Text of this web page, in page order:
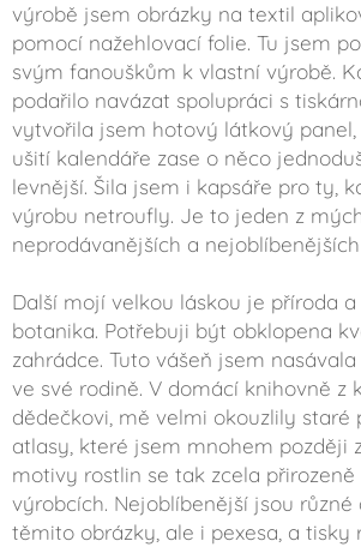
výrobě jsem obrázky na textil
pomocí nažehlovací folie. Tu jsem
svým fanouškům k vlastní výrobě.
podařilo navázat spolupráci s
vytvořila jsem hotový látkový
ušití kalendáře zase o něco
levnější. Šila jsem i kapsáře pro ty,
výrobu netroufly. Je to jeden z
neprodávanějších a
Další mojí velkou láskou je příroda
botanika. Potřebuji být obklopena
zahrádce. Tuto vášeň jsem
ve své rodině. V domácí knihovně z
dědečkovi, mě velmi okouzlily staré
atlasy, které jsem mnohem později
motivy rostlin se tak zcela
výrobcích. Nejoblíbenější jsou různé
těmito obrázky, ale i pexesa, a tisky